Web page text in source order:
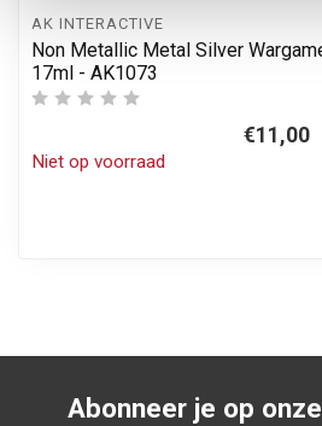
AK INTERACTIVE
Non Metallic Metal Silver
17ml - AK1073
€11,00
Niet op voorraad
Abonneer je op